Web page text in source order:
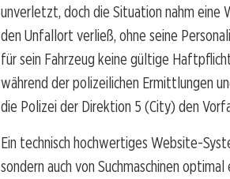
unverletzt, doch die Situation nahm eine
den Unfallort verließ, ohne seine
für sein Fahrzeug keine gültige
während der polizeilichen Ermittlungen
die Polizei der Direktion 5 (City) den
Ein technisch hochwertiges Website-
sondern auch von Suchmaschinen